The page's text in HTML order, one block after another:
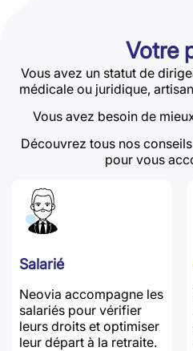
Votre
Vous avez un statut de
médicale ou juridique,
Vous avez besoin de
Découvrez tous nos
pour vous
Salarié
Neovia accompagne les
salariés pour vérifier
leurs droits et optimiser
leur départ à la retraite.